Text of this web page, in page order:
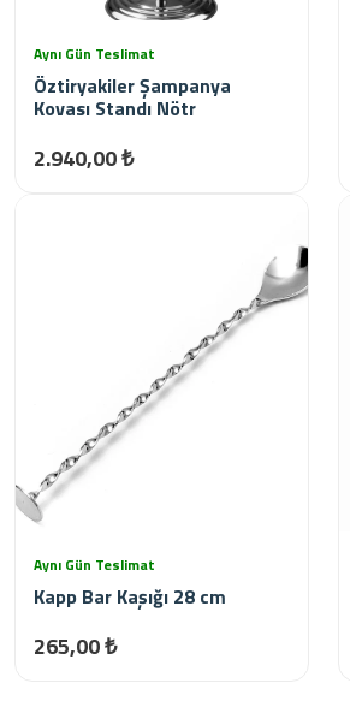
Aynı Gün Teslimat
Öztiryakiler Şampanya
Kovası Standı Nötr
2.940,00 ₺
Aynı Gün Teslimat
Kapp Bar Kaşığı 28 cm
265,00 ₺